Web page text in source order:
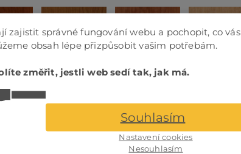
III. Ami třešeň IV. Ami třešeň V.
zajistit správné fungování webu a pochopit, co vás
obsah lépe přizpůsobit vašim potřebám.
změřit, jestli web sedí tak, jak má.
Nastavení cookies
Nesouhlasím
Souhlasím